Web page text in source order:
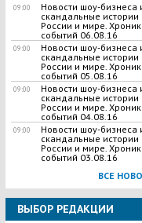
09:00
Новости шоу-бизнеса
скандальные истории
России и мире.
событий 06.08.16
09:00
Новости шоу-бизнеса
скандальные истории
России и мире.
событий 05.08.16
09:00
Новости шоу-бизнеса
скандальные истории
России и мире.
событий 04.08.16
09:00
Новости шоу-бизнеса
скандальные истории
России и мире.
событий 03.08.16
ВСЕ
ВЫБОР РЕДАКЦИИ